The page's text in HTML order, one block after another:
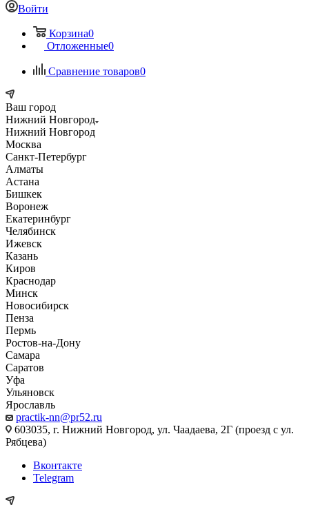
Войти
Корзина0
Отложенные0
Сравнение товаров0
Ваш город
Нижний Новгород
Нижний Новгород
Москва
Санкт-Петербург
Алматы
Астана
Бишкек
Воронеж
Екатеринбург
Челябинск
Ижевск
Казань
Киров
Краснодар
Минск
Новосибирск
Пенза
Пермь
Ростов-на-Дону
Самара
Саратов
Уфа
Ульяновск
Ярославль
practik-nn@pr52.ru
603035, г. Нижний Новгород, ул. Чаадаева, 2Г (проезд с ул.
Рябцева)
Вконтакте
Telegram